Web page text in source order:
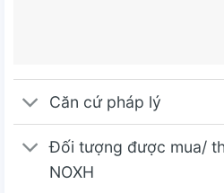
Căn cứ pháp lý
Đối tượng được mua/
NOXH